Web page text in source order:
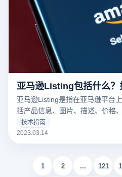
亚马逊Listing包括什么？
亚马逊Listing是指在亚马逊平台
括产品信息、图片、描述、价格
个好的亚马逊Listing可以吸引更
下云登录指纹浏览器关于亚马逊
技术指南
2023.03.14
1 2 ... 121